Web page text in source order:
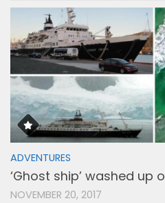
ADVENTURES
‘Ghost ship’ washed up
NOVEMBER 20, 2017